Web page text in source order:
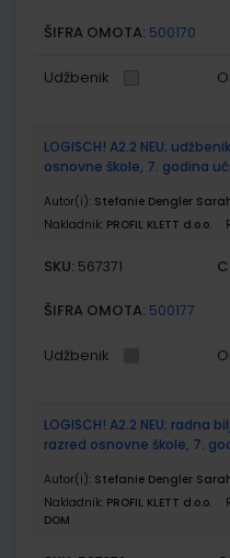
ŠIFRA OMOTA: 500170
Udžbenik
LOGISCH! A2.2 NEU;
osnovne škole, 7. godina
Autor(i): Stefanie Dengler
Nakladnik: PROFIL KLETT d.o.o.
SKU: 567371
ŠIFRA OMOTA: 500177
Udžbenik
LOGISCH! A2.2 NEU; radna
razred osnovne škole, 7.
Autor(i): Stefanie Dengler
Nakladnik: PROFIL KLETT d.o.o.
DOM